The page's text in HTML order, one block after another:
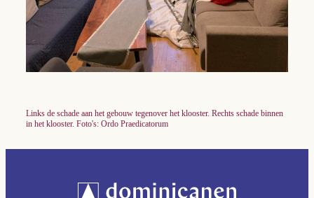
Links de schade aan het gebouw tegenover het klooster. Rechts schade binnen
in het klooster. Foto's: Ordo Praedicatorum